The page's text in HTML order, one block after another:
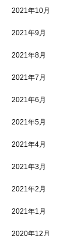
2021年10月
2021年9月
2021年8月
2021年7月
2021年6月
2021年5月
2021年4月
2021年3月
2021年2月
2021年1月
2020年12月